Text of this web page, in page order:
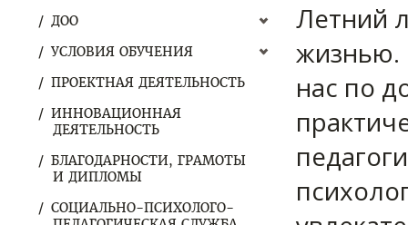
ДОО
УСЛОВИЯ ОБУЧЕНИЯ
ПРОЕКТНАЯ ДЕЯТЕЛЬНОСТЬ
ИННОВАЦИОННАЯ
ДЕЯТЕЛЬНОСТЬ
БЛАГОДАРНОСТИ, ГРАМОТЫ
И ДИПЛОМЫ
СОЦИАЛЬНО-ПСИХОЛОГО-
Летний
жизнью.
нас по